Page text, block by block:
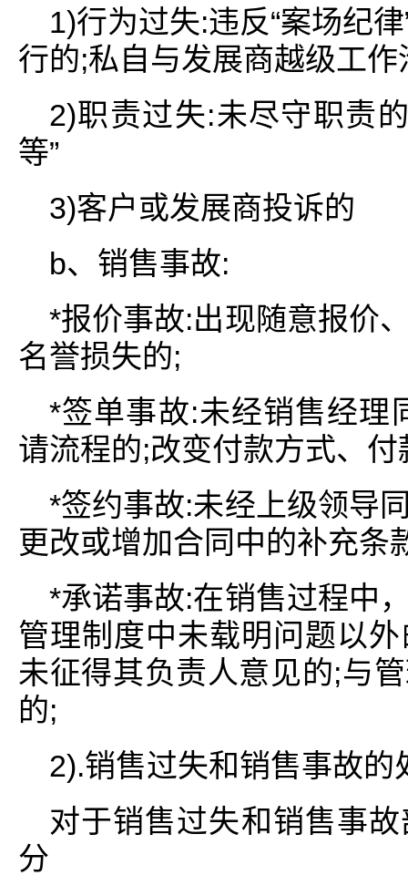
1)行为过失:违反“案场纪
行的;私自与发展商越级工作
2)职责过失:未尽守职责
等”
3)客户或发展商投诉的
b、销售事故:
*报价事故:出现随意报价
名誉损失的;
*签单事故:未经销售经理
请流程的;改变付款方式、
*签约事故:未经上级领导
更改或增加合同中的补充条
*承诺事故:在销售过程中
管理制度中未载明问题以
未征得其负责人意见的;与
的;
2).销售过失和销售事故的
对于销售过失和销售事
分